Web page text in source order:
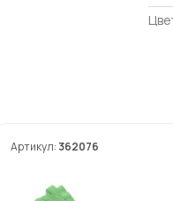
Артикул: 362076